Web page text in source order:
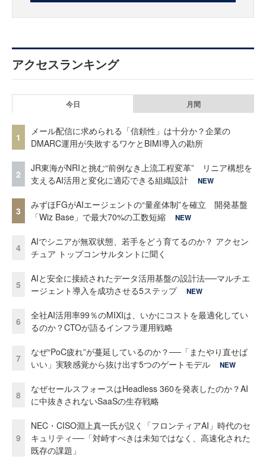
アクセスランキング
今日 月間
1
メール配信に求められる「信頼性」は十分か？企業の
DMARC運用が失敗するワケとBIMI導入の勘所
2
JR東海がNRIと挑む“前例なき上流工程変革” リニア構想を
支えるAI活用と変化に適応できる組織設計
NEW
3
みずほFGがAIエージェントの“量産体制”を確立 開発基盤
「Wiz Base」で最大70%の工数短縮
NEW
4
AIでシニアが無双状態、若手をどう育てるのか？ アクセン
チュア トップコンサルタントに聞く
5
AIと安全に接続されたデータ活用基盤の設計法──マルチエ
ージェント導入を成功させる5ステップ
NEW
6
全社AI活用率99％のMIXIは、いかにコストを最適化してい
るのか？CTOが語るインフラ運用戦略
7
なぜ“PoC疲れ”が蔓延しているのか？──「またやり直せば
いい」実験感覚から抜け出す5つのゲートモデル
NEW
8
なぜセールスフォースはHeadless 360を発表したのか？AI
に中抜きされないSaaSの生存戦略
9
NEC・CISO淵上真一氏が説く「フロンティアAI」時代のセ
キュリティ──「対峙すべきは未知ではなく、高速化された
既存の課題」